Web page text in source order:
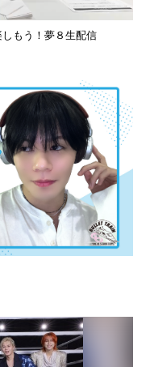
ラブコンテンツをアプリで
もう！夢８生配信